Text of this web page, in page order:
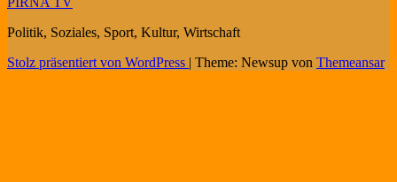
Politik, Soziales, Sport, Kultur, Wirtschaft
Stolz präsentiert von WordPress | Theme: Newsup von Themeansar